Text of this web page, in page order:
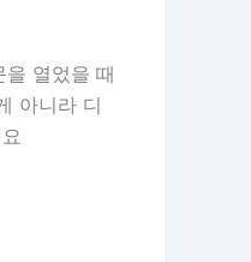
열었을 때
아니라 디